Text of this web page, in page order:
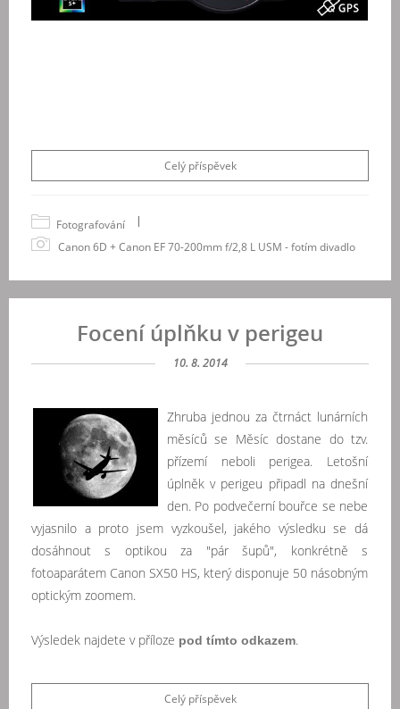
Celý příspěvek
Fotografování
|
Canon 6D + Canon EF 70-200mm f/2,8 L USM - fotím divadlo
Focení úplňku v perigeu
10. 8. 2014
Zhruba jednou za čtrnáct lunárních
měsíců se Měsíc dostane do tzv.
přízemí neboli perigea. Letošní
úplněk v perigeu připadl na dnešní
den. Po podvečerní bouřce se nebe
vyjasnilo a proto jsem vyzkoušel, jakého výsledku se dá
dosáhnout s optikou za "pár šupů", konkrétně s
fotoaparátem Canon SX50 HS, který disponuje 50 násobným
optickým zoomem.
Výsledek najdete v příloze pod tímto odkazem.
Celý příspěvek